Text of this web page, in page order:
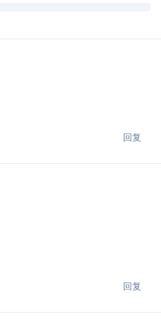
回复
回复